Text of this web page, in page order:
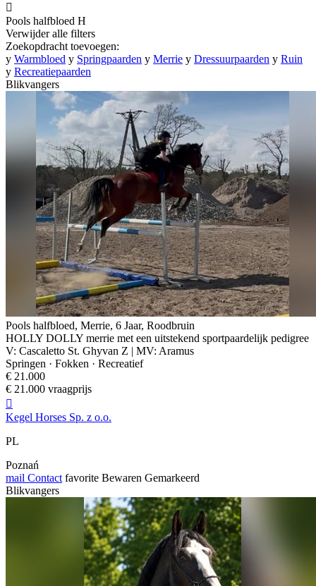

Pools halfbloed H
Verwijder alle filters
Zoekopdracht toevoegen:
y Warmbloed y Springpaarden y Merrie y Dressuurpaarden y Ruin
y Recreatiepaarden
Blikvangers
Pools halfbloed, Merrie, 6 Jaar, Roodbruin
HOLLY DOLLY merrie met een uitstekend sportpaardelijk pedigree
V: Cascaletto St. Ghyvan Z | MV: Aramus
Springen · Fokken · Recreatief
€ 21.000
€ 21.000 vraagprijs

Kegel Horses Sp. z o.o.
PL
Poznań
mail Contact favorite Bewaren Gemarkeerd
Blikvangers